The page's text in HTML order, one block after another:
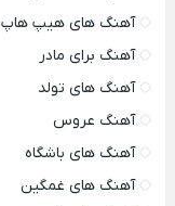
آهنگ های هیپ هاپ
آهنگ برای مادر
آهنگ های تولد
آهنگ عروس
آهنگ های باشگاه
آهنگ های غمگین